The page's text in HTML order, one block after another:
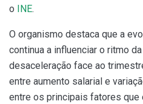
o
INE.
O organismo destaca que a
continua a influenciar o ritmo
desaceleração face ao
entre aumento salarial e
entre os principais fatores que